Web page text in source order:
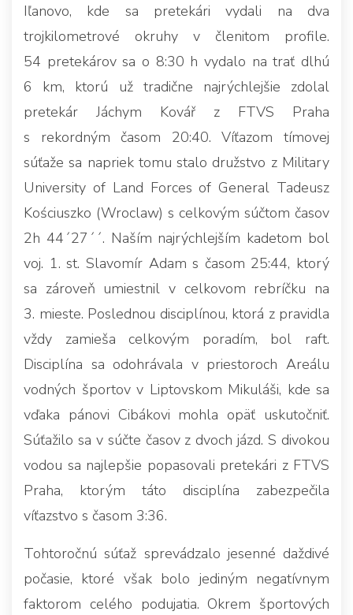
Iľanovo, kde sa pretekári vydali na dva
trojkilometrové okruhy v členitom profile.
54 pretekárov sa o 8:30 h vydalo na trať dlhú
6 km, ktorú už tradične najrýchlejšie zdolal
pretekár Jáchym Kovář z FTVS Praha
s rekordným časom 20:40. Víťazom tímovej
súťaže sa napriek tomu stalo družstvo z Military
University of Land Forces of General Tadeusz
Kościuszko (Wroclaw) s celkovým súčtom časov
2h 44´27´´. Naším najrýchlejším kadetom bol
voj. 1. st. Slavomír Adam s časom 25:44, ktorý
sa zároveň umiestnil v celkovom rebríčku na
3. mieste. Poslednou disciplínou, ktorá z pravidla
vždy zamieša celkovým poradím, bol raft.
Disciplína sa odohrávala v priestoroch Areálu
vodných športov v Liptovskom Mikuláši, kde sa
vďaka pánovi Cibákovi mohla opäť uskutočniť.
Súťažilo sa v súčte časov z dvoch jázd. S divokou
vodou sa najlepšie popasovali pretekári z FTVS
Praha, ktorým táto disciplína zabezpečila
víťazstvo s časom 3:36.
Tohtoročnú súťaž sprevádzalo jesenné daždivé
počasie, ktoré však bolo jediným negatívnym
faktorom celého podujatia. Okrem športových